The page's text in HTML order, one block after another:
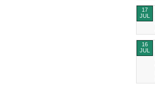
17
JUL
16
JUL